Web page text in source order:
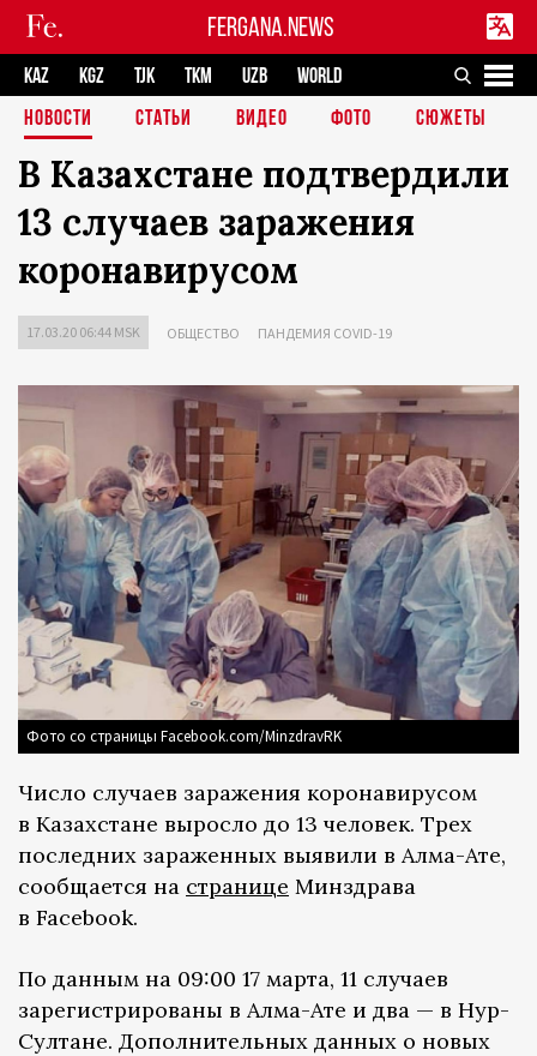
FERGANA.NEWS
KAZ KGZ TJK TKM UZB
WORLD
НОВОСТИ
СТАТЬИ ВИДЕО ФОТО СЮЖЕТЫ
В Казахстане подтвердили
13 случаев заражения
коронавирусом
17.03.20 06:44 MSK ОБЩЕСТВО ПАНДЕМИЯ COVID-19
Фото со страницы Facebook.com/MinzdravRK
Число случаев заражения коронавирусом
в Казахстане выросло до 13 человек. Трех
последних зараженных выявили в Алма-Ате,
сообщается на странице Минздрава
в Facebook.
По данным на 09:00 17 марта, 11 случаев
зарегистрированы в Алма-Ате и два — в Нур-
Султане. Дополнительных данных о новых